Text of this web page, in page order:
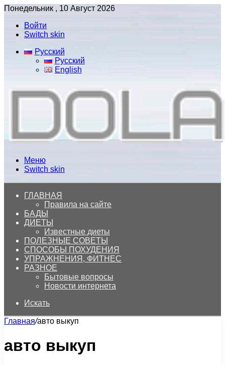
Понедельник , 10 Август 2026
Войти
Switch skin
Русский
Русский
English
Меню
Switch skin
ГЛАВНАЯ
Правила на сайте
БАДЫ
ДИЕТЫ
Известные диеты
ПОЛЕЗНЫЕ СОВЕТЫ
СПОСОБЫ ПОХУДЕНИЯ
УПРАЖНЕНИЯ, ФИТНЕС
РАЗНОЕ
Бытовые вопросы
Новости интернета
Искать
Главная/авто выкуп
авто выкуп